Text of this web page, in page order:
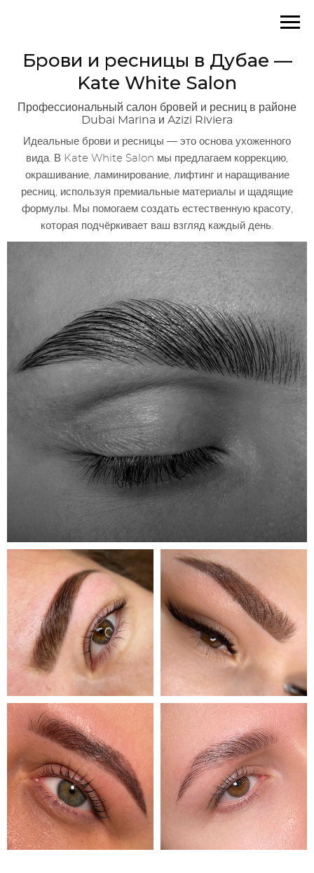
Брови и ресницы в Дубае —
Kate White Salon
Профессиональный салон бровей и ресниц в районе
Dubai Marina и Azizi Riviera
Идеальные брови и ресницы — это основа ухоженного
вида. В Kate White Salon мы предлагаем коррекцию,
окрашивание, ламинирование, лифтинг и наращивание
ресниц, используя премиальные материалы и щадящие
формулы. Мы помогаем создать естественную красоту,
которая подчёркивает ваш взгляд каждый день.